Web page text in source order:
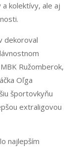
kolektívy, ale aj
dekoroval
Ružomberok,
Oľga
športovkyňu
extraligovou
najlepším